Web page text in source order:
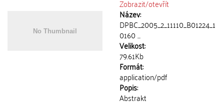
Zobrazit/otevřít
Název:
DPBC_2005_2_11110_B01224_1
0160 ...
Velikost:
79.61Kb
Formát:
application/pdf
Popis:
Abstrakt